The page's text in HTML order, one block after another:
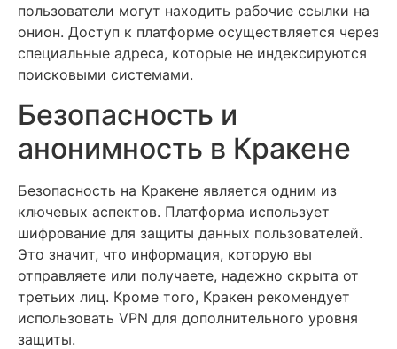
пользователи могут находить рабочие ссылки на
онион. Доступ к платформе осуществляется через
специальные адреса, которые не индексируются
поисковыми системами.
Безопасность и
анонимность в Кракене
Безопасность на Кракене является одним из
ключевых аспектов. Платформа использует
шифрование для защиты данных пользователей.
Это значит, что информация, которую вы
отправляете или получаете, надежно скрыта от
третьих лиц. Кроме того, Кракен рекомендует
использовать VPN для дополнительного уровня
защиты.